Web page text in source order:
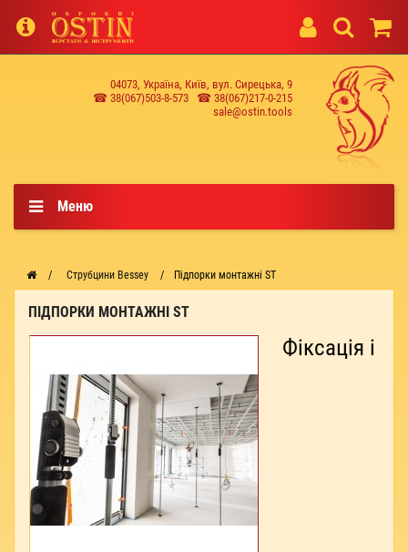
04073, Україна, Київ, вул. Сирецька, 9
☎ 38(067)503-8-573
☎ 38(067)217-0-215
sale@ostin.tools
Меню
Струбцини Bessey Підпорки монтажні ST
ПІДПОРКИ МОНТАЖНІ ST
Фіксація і